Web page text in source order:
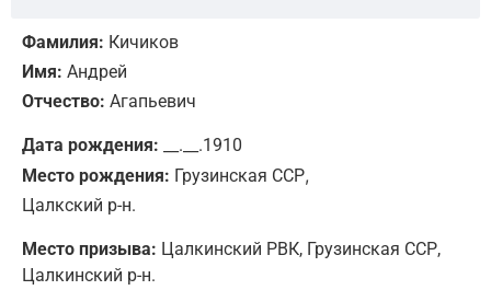
Фамилия: Кичиков
Имя: Андрей
Отчество: Агапьевич
Дата рождения: __.__.1910
Место рождения: Грузинская ССР,
Цалкский р-н.
Место призыва: Цалкинский РВК, Грузинская ССР,
Цалкинский р-н.